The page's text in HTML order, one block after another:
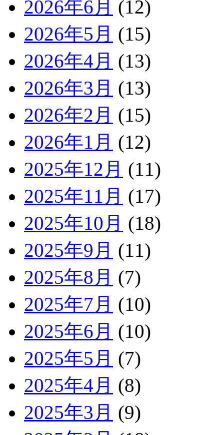
2026年6月 (12)
2026年5月 (15)
2026年4月 (13)
2026年3月 (13)
2026年2月 (15)
2026年1月 (12)
2025年12月 (11)
2025年11月 (17)
2025年10月 (18)
2025年9月 (11)
2025年8月 (7)
2025年7月 (10)
2025年6月 (10)
2025年5月 (7)
2025年4月 (8)
2025年3月 (9)